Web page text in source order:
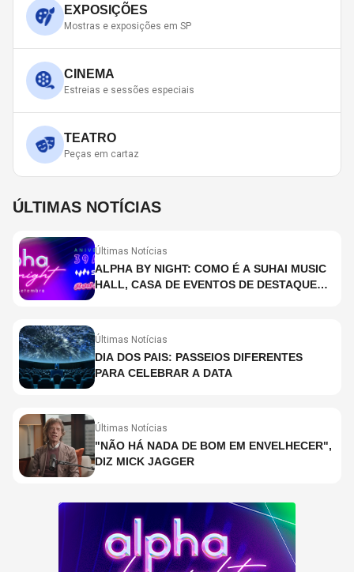
EXPOSIÇÕES
Mostras e exposições em SP
CINEMA
Estreias e sessões especiais
TEATRO
Peças em cartaz
ÚLTIMAS NOTÍCIAS
Últimas Notícias
ALPHA BY NIGHT: COMO É A SUHAI MUSIC
HALL, CASA DE EVENTOS DE DESTAQUE
Últimas Notícias
DIA DOS PAIS: PASSEIOS DIFERENTES
PARA CELEBRAR A DATA
Últimas Notícias
"NÃO HÁ NADA DE BOM EM ENVELHECER",
DIZ MICK JAGGER